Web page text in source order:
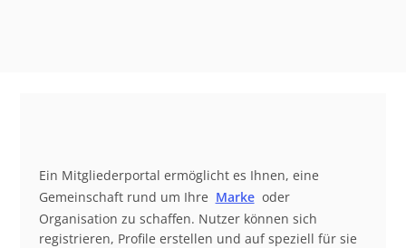
Ein Mitgliederportal ermöglicht es Ihnen, eine
Gemeinschaft rund um Ihre Marke oder
Organisation zu schaffen. Nutzer können sich
registrieren, Profile erstellen und auf speziell für sie